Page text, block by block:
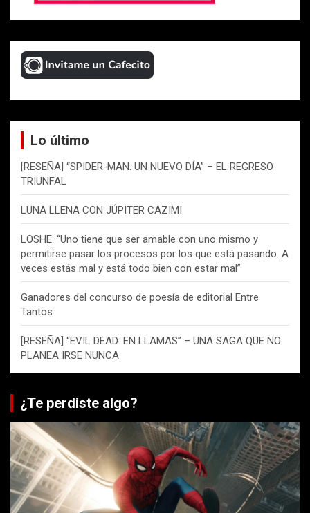
Lo último
[RESEÑA] “SPIDER-MAN: UN NUEVO DÍA” – EL REGRESO
TRIUNFAL
LUNA LLENA CON JÚPITER CAZIMI
LOSHE: “Uno tiene que ser amable con uno mismo y
permitirse pasar los procesos por los que está pasando. A
veces estás mal y está todo bien con estar mal”
Ganadores del concurso de poesía de editorial Entre
Tantos
[RESEÑA] “EVIL DEAD: EN LLAMAS” – UNA SAGA QUE NO
PLANEA IRSE NUNCA
¿Te perdiste algo?